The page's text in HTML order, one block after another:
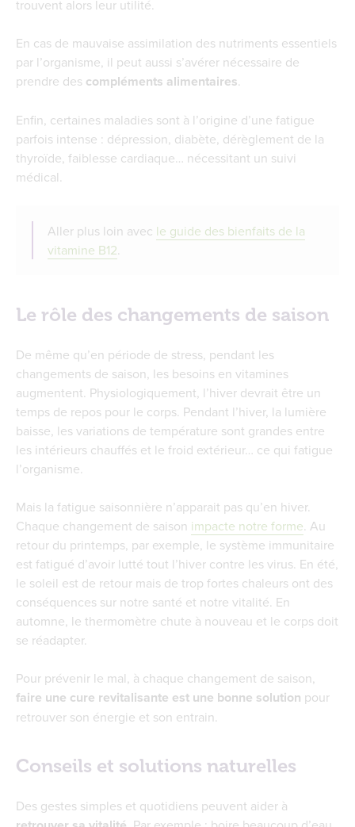
trouvent alors leur utilité.
En cas de mauvaise assimilation des nutriments essentiels
par l’organisme, il peut aussi s’avérer nécessaire de
prendre des compléments alimentaires.
Enfin, certaines maladies sont à l’origine d’une fatigue
parfois intense : dépression, diabète, dérèglement de la
thyroïde, faiblesse cardiaque… nécessitant un suivi
médical.
Aller plus loin avec le guide des bienfaits de la
vitamine B12.
Le rôle des changements de saison
De même qu’en période de stress, pendant les
changements de saison, les besoins en vitamines
augmentent. Physiologiquement, l’hiver devrait être un
temps de repos pour le corps. Pendant l’hiver, la lumière
baisse, les variations de température sont grandes entre
les intérieurs chauffés et le froid extérieur… ce qui fatigue
l’organisme.
Mais la fatigue saisonnière n’apparait pas qu’en hiver.
Chaque changement de saison impacte notre forme. Au
retour du printemps, par exemple, le système immunitaire
est fatigué d’avoir lutté tout l’hiver contre les virus. En été,
le soleil est de retour mais de trop fortes chaleurs ont des
conséquences sur notre santé et notre vitalité. En
automne, le thermomètre chute à nouveau et le corps doit
se réadapter.
Pour prévenir le mal, à chaque changement de saison,
faire une cure revitalisante est une bonne solution pour
retrouver son énergie et son entrain.
Conseils et solutions naturelles
Des gestes simples et quotidiens peuvent aider à